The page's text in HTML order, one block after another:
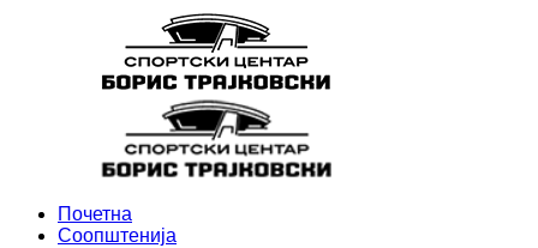
Почетна
Соопштенија